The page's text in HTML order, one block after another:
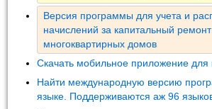
Версия программы для учета и
начислений за капитальный ремонт
многоквартирных домов
Скачать мобильное приложение для
Найти международную версию
языке. Поддерживаются аж 96